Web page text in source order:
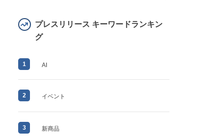
プレスリリース キーワードランキン
グ
1 AI
2 イベント
3 新商品